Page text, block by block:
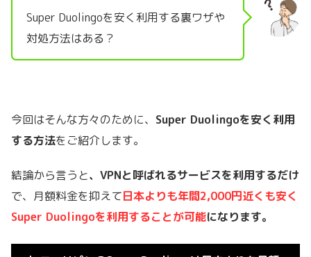
Super Duolingoを安く利用する裏ワザや
対処方法はある？
今回はそんな方々のために、 Super Duolingoを安く利用
する方法をご紹介します。
結論から言うと、VPNと呼ばれるサービスを利用するだけ
で、月額料金を抑えて日本よりも年間2,000円近くも安く
Super Duolingoを利用することが可能になります。